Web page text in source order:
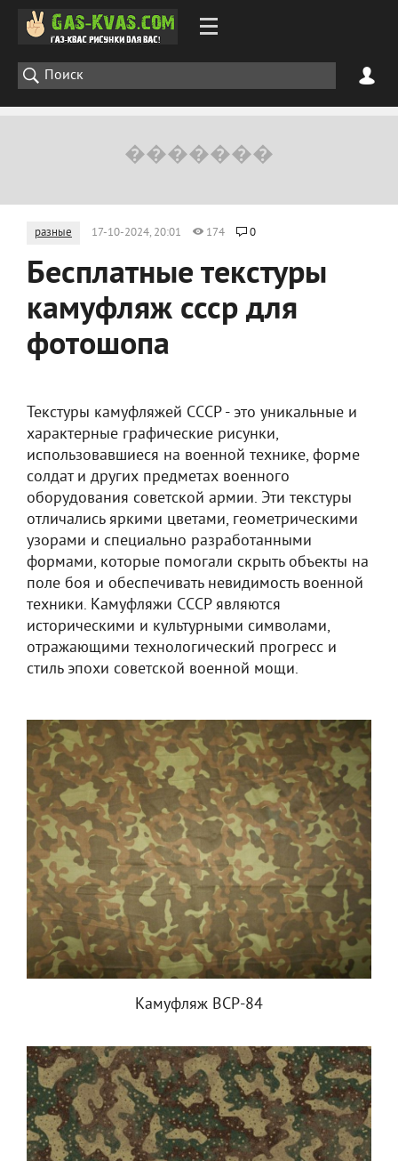
разные 17-10-2024, 20:01 174 0
Бесплатные текстуры
камуфляж ссср для
фотошопа
Текстуры камуфляжей СССР - это уникальные и
характерные графические рисунки,
использовавшиеся на военной технике, форме
солдат и других предметах военного
оборудования советской армии. Эти текстуры
отличались яркими цветами, геометрическими
узорами и специально разработанными
формами, которые помогали скрыть объекты на
поле боя и обеспечивать невидимость военной
техники. Камуфляжи СССР являются
историческими и культурными символами,
отражающими технологический прогресс и
стиль эпохи советской военной мощи.
Камуфляж ВСР-84